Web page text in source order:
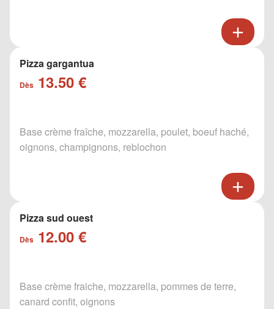
Pizza gargantua
Dès 13.50 €
Base crème fraîche, mozzarella, poulet, boeuf haché,
oignons, champignons, reblochon
Pizza sud ouest
Dès 12.00 €
Base crème fraiche, mozzarella, pommes de terre,
canard confit, oignons